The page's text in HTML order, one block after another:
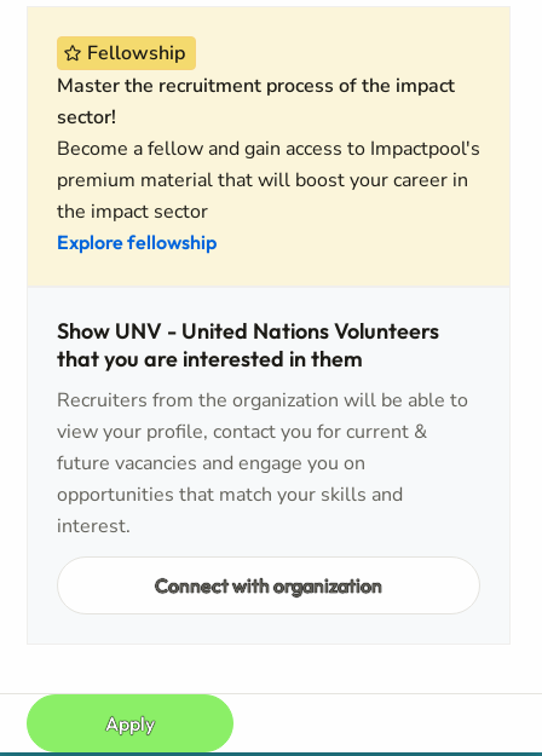
Fellowship
Master the recruitment process of the impact
sector!
Become a fellow and gain access to Impactpool's
premium material that will boost your career in
the impact sector
Explore fellowship
Show UNV - United Nations Volunteers
that you are interested in them
Recruiters from the organization will be able to
view your profile, contact you for current &
future vacancies and engage you on
opportunities that match your skills and
interest.
Connect with organization
Apply